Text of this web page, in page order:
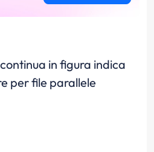
in figura indica
per file parallele